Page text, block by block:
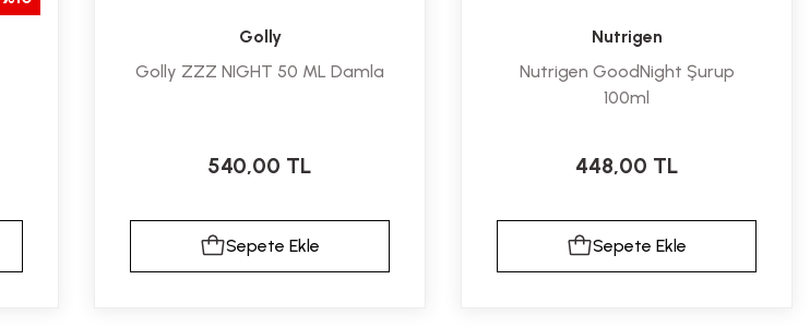
Golly
Golly ZZZ NIGHT 50 ML Damla
540,00 TL
Sepete Ekle
Nutrigen
Nutrigen GoodNight Şurup
100ml
448,00 TL
Sepete Ekle